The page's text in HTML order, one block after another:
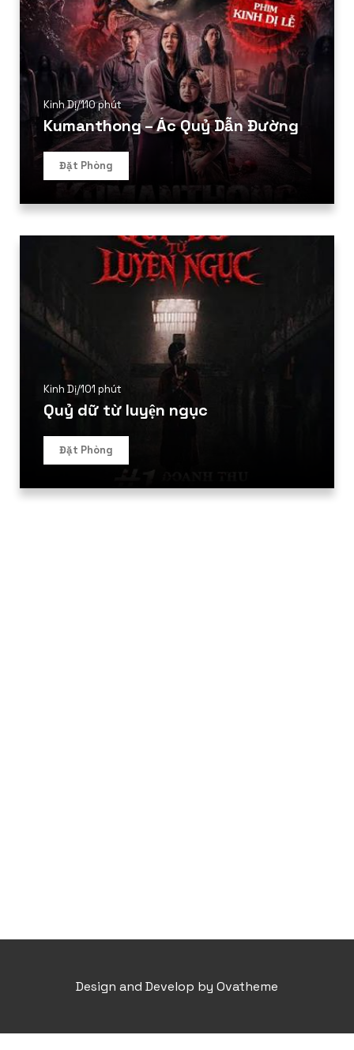
Kinh Dị/110 phút
Kumanthong – Ác Quỷ Dẫn Đường
Đặt Phòng
Kinh Dị/101 phút
Quỷ dữ từ luyện ngục
Đặt Phòng
Design and Develop by Ovatheme